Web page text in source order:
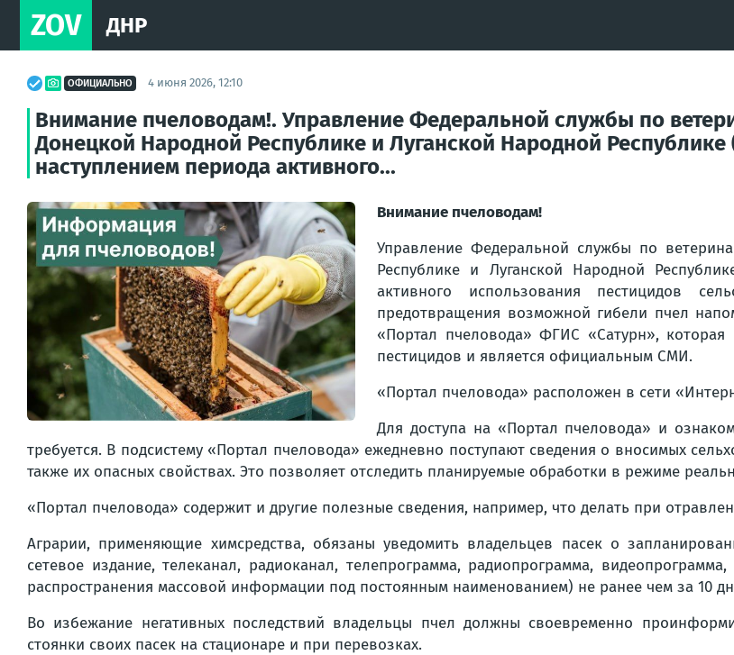
ZOV ДНР
ОФИЦИАЛЬНО 4 июня 2026, 12:10
Внимание пчеловодам!. Управление Федеральной службы по
Донецкой Народной Республике и Луганской Народной Республике
наступлением периода активного...
Внимание пчеловодам!
Управление Федеральной службы по
Республике и Луганской Народной
активного использования пестицидов
предотвращения возможной гибели пчел
«Портал пчеловода» ФГИС «Сатурн», которая
пестицидов и является официальным СМИ.
«Портал пчеловода» расположен в сети
Для доступа на «Портал пчеловода» и
требуется. В подсистему «Портал пчеловода» ежедневно поступают сведения о вносимых
также их опасных свойствах. Это позволяет отследить планируемые обработки в режиме
«Портал пчеловода» содержит и другие полезные сведения, например, что делать при
Аграрии, применяющие химсредства, обязаны уведомить владельцев пасек о
сетевое издание, телеканал, радиоканал, телепрограмма, радиопрограмма,
распространения массовой информации под постоянным наименованием) не ранее чем за 10
Во избежание негативных последствий владельцы пчел должны своевременно
стоянки своих пасек на стационаре и при перевозках.